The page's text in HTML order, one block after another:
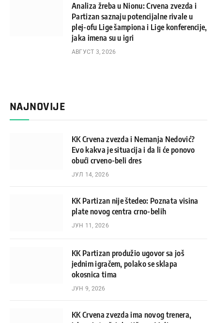
Analiza žreba u Nionu: Crvena zvezda i
Partizan saznaju potencijalne rivale u
plej-ofu Lige šampiona i Lige konferencije,
jaka imena su u igri
АВГУСТ 3, 2026
NAJNOVIJE
KK Crvena zvezda i Nemanja Nedović?
Evo kakva je situacija i da li će ponovo
obući crveno-beli dres
ЈУЛ 14, 2026
KK Partizan nije štedeo: Poznata visina
plate novog centra crno-belih
ЈУН 11, 2026
KK Partizan produžio ugovor sa još
jednim igračem, polako se sklapa
okosnica tima
ЈУН 9, 2026
KK Crvena zvezda ima novog trenera,